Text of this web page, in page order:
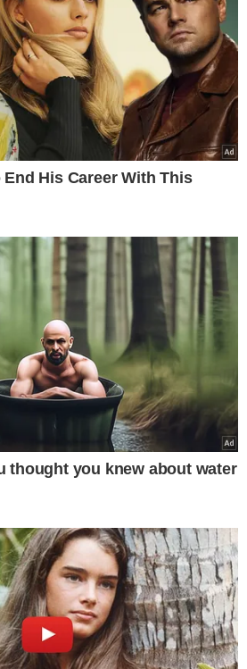
teve acesso a
de câmeras de
noturna. Então
indica que a vítima
casa noturna após o
tentar sair foi atacada
que fazem a
Foram coletados
pericial e tudo
ocorreu desta forma”,
Diego Valim, da